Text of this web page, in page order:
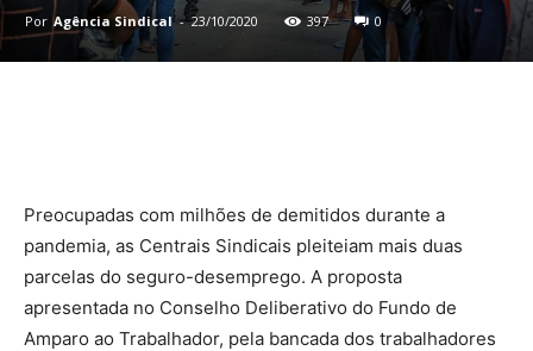
Por Agência Sindical - 23/10/2020 397 0
Preocupadas com milhões de demitidos durante a
pandemia, as Centrais Sindicais pleiteiam mais duas
parcelas do seguro-desemprego. A proposta
apresentada no Conselho Deliberativo do Fundo de
Amparo ao Trabalhador, pela bancada dos trabalhadores